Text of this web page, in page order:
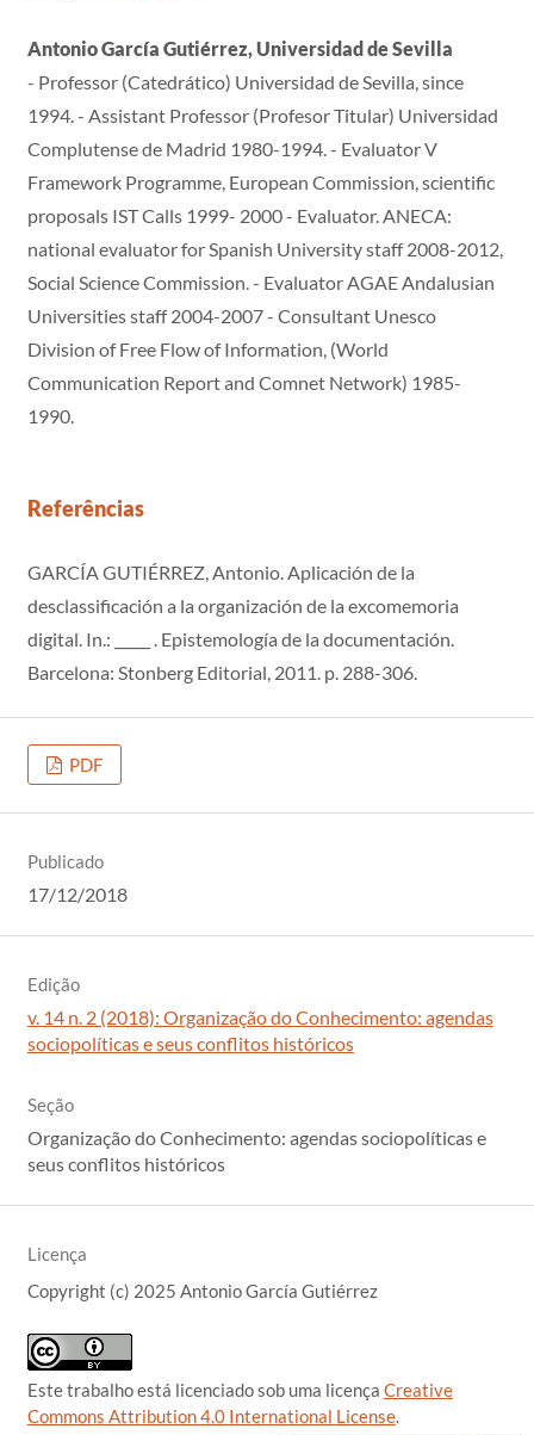
Antonio García Gutiérrez, Universidad de Sevilla
- Professor (Catedrático) Universidad de Sevilla, since
1994. - Assistant Professor (Profesor Titular) Universidad
Complutense de Madrid 1980-1994. - Evaluator V
Framework Programme, European Commission, scientific
proposals IST Calls 1999- 2000 - Evaluator. ANECA:
national evaluator for Spanish University staff 2008-2012,
Social Science Commission. - Evaluator AGAE Andalusian
Universities staff 2004-2007 - Consultant Unesco
Division of Free Flow of Information, (World
Communication Report and Comnet Network) 1985-
1990.
Referências
GARCÍA GUTIÉRREZ, Antonio. Aplicación de la
desclassificación a la organización de la excomemoria
digital. In.: _____ . Epistemología de la documentación.
Barcelona: Stonberg Editorial, 2011. p. 288-306.
PDF
Publicado
17/12/2018
Edição
v. 14 n. 2 (2018): Organização do Conhecimento: agendas
sociopolíticas e seus conflitos históricos
Seção
Organização do Conhecimento: agendas sociopolíticas e
seus conflitos históricos
Licença
Copyright (c) 2025 Antonio García Gutiérrez
Este trabalho está licenciado sob uma licença Creative
Commons Attribution 4.0 International License.